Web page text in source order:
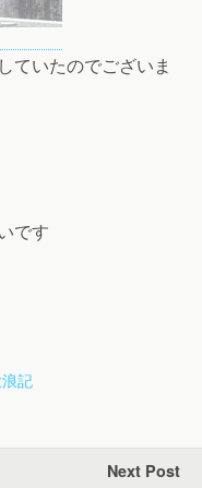
ていたのでございま
です
記
Next Post